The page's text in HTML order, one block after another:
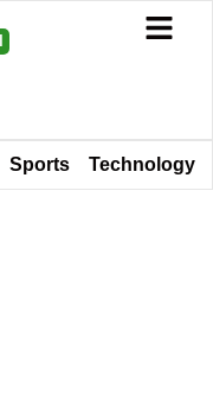
Sports Technology